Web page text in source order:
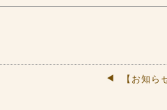
【お知